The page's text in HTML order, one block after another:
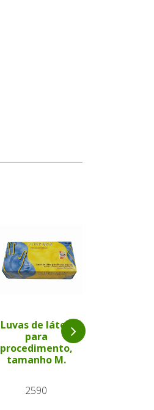
Luvas de látex
para
procedimento,
tamanho M.
2590